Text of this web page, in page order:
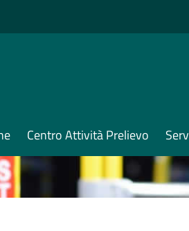
Centro Attività Prelievo